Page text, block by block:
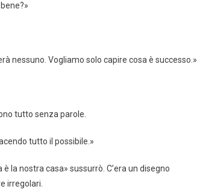
nessuno. Vogliamo solo capire cosa è successo.»
tutto senza parole.
tutto il possibile.»
la nostra casa» sussurrò. C’era un disegno
irregolari.